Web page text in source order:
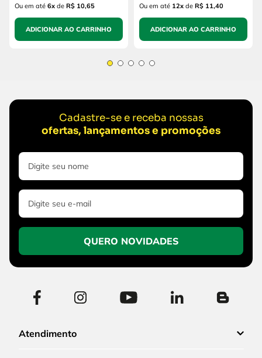
Ou em até 6x de R$ 10,65
ADICIONAR AO CARRINHO
Ou em até 12x de R$ 11,40
ADICIONAR AO CARRINHO
Cadastre-se e receba nossas
ofertas, lançamentos e promoções
QUERO NOVIDADES
Atendimento